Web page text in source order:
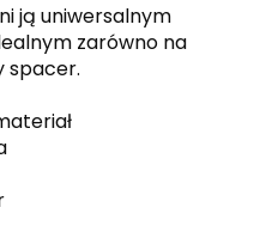
ją uniwersalnym
zarówno na
spacer.